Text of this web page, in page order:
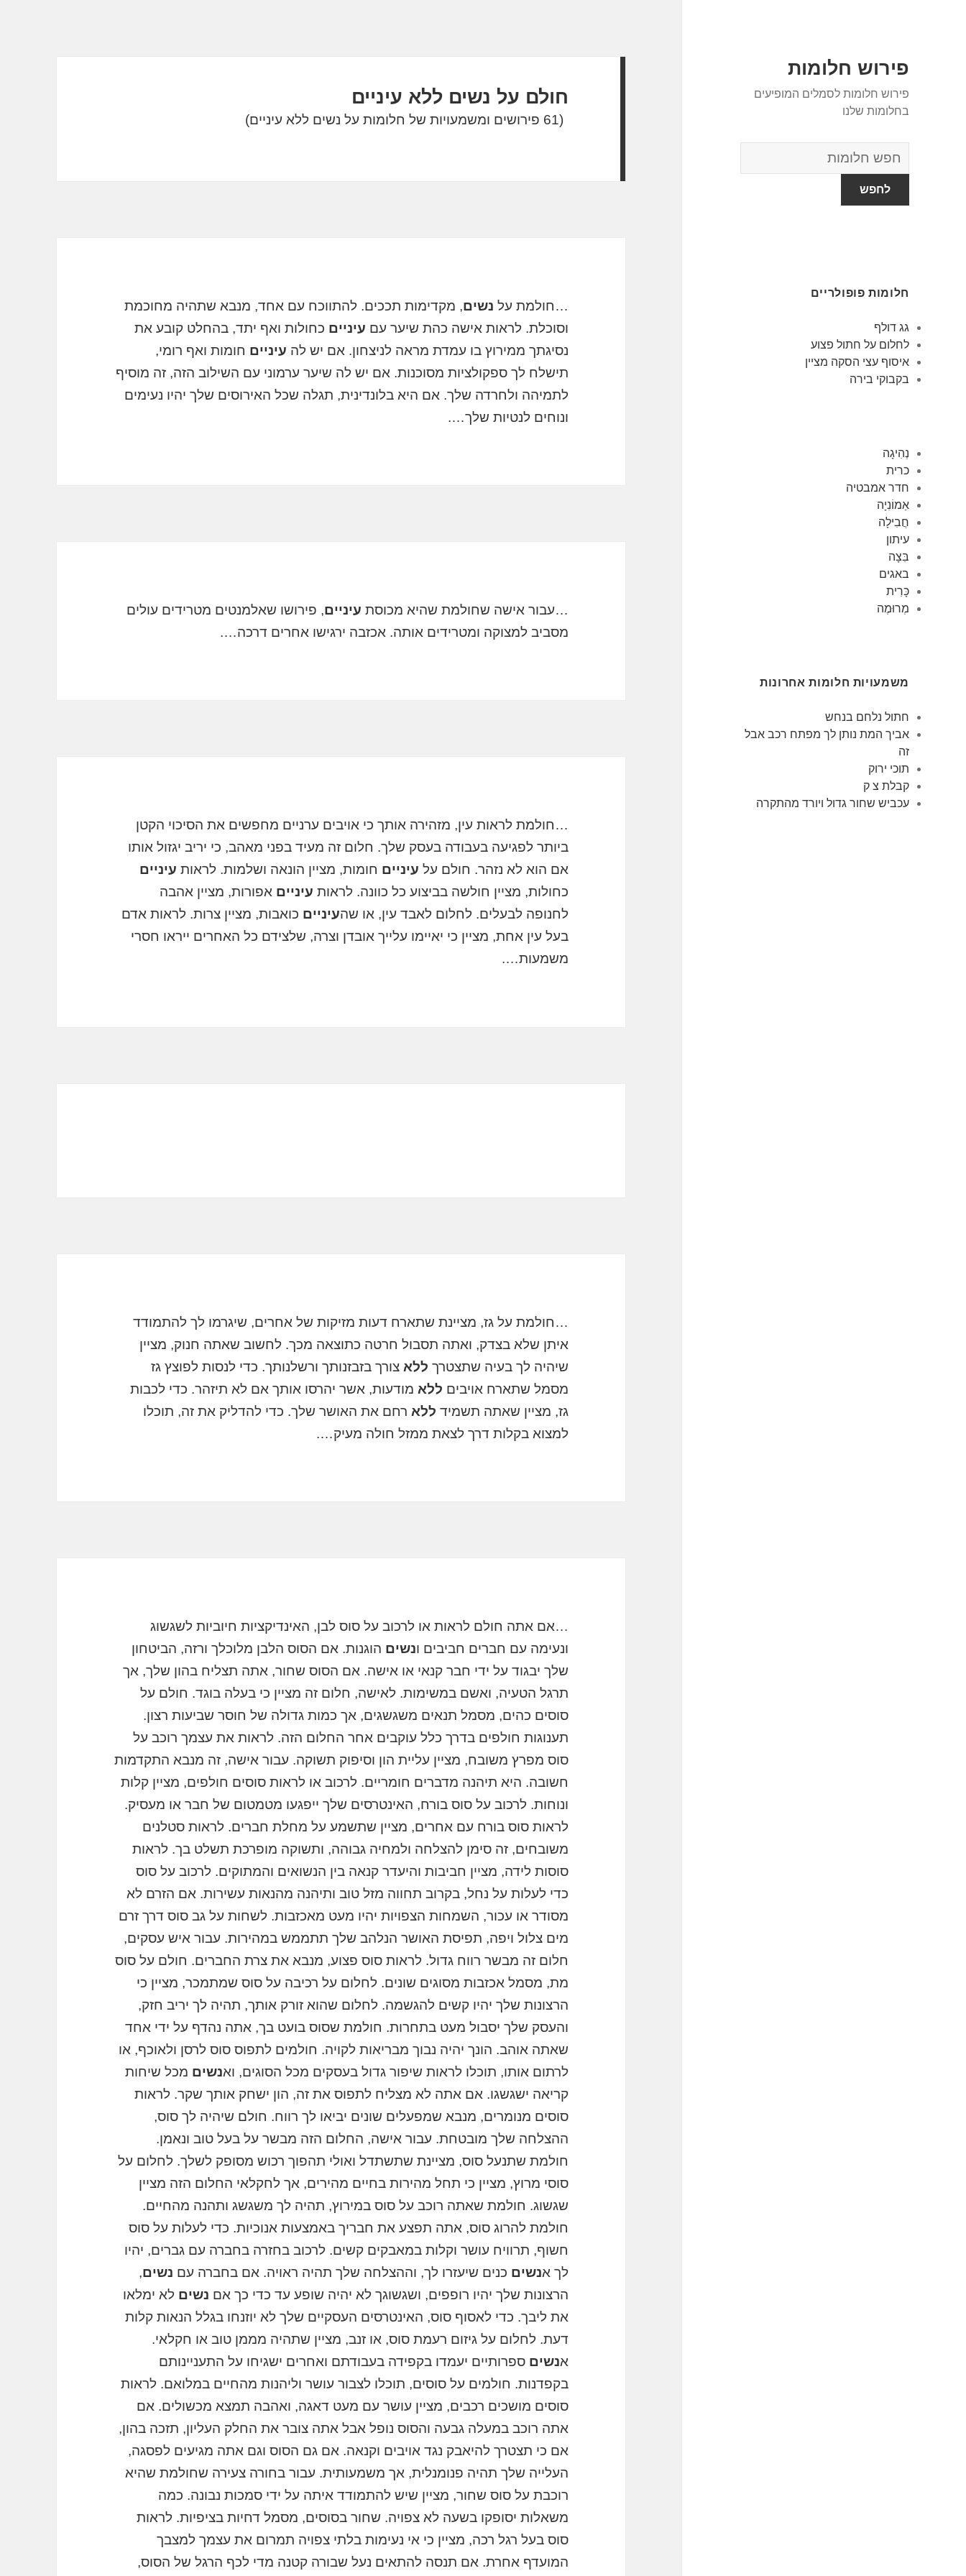
פירוש חלומות
פירוש חלומות לסמלים המופיעים
בחלומות שלנו
מילון
החלומות
חלומות פופולריים
גג דולף
לחלום על חתול פצוע
איסוף עצי הסקה מציין
בקבוקי בירה
נְהִיגָה
כרית
חדר אמבטיה
אַמוֹנִיָה
חֲבִילָה
עיתון
בִּצָה
באגים
כָּרִית
מְרוּמֶה
משמעויות חלומות אחרונות
חתול נלחם בנחש
אביך המת נותן לך מפתח רכב אבל
זה
תוכי ירוק
קבלת צ ק
עכביש שחור גדול ויורד מהתקרה
חולם על נשים ללא עיניים
(61 פירושים ומשמעויות של חלומות על נשים ללא עיניים)
…חולמת על נשים, מקדימות תככים. להתווכח עם אחד, מנבא שתהיה מחוכמת
וסוכלת. לראות אישה כהת שיער עם עיניים כחולות ואף יתד, בהחלט קובע את
נסיגתך ממירוץ בו עמדת מראה לניצחון. אם יש לה עיניים חומות ואף רומי,
תישלח לך ספקולציות מסוכנות. אם יש לה שיער ערמוני עם השילוב הזה, זה מוסיף
לתמיהה ולחרדה שלך. אם היא בלונדינית, תגלה שכל האירוסים שלך יהיו נעימים
ונוחים לנטיות שלך….
…עבור אישה שחולמת שהיא מכוסת עיניים, פירושו שאלמנטים מטרידים עולים
מסביב למצוקה ומטרידים אותה. אכזבה ירגישו אחרים דרכה….
…חולמת לראות עין, מזהירה אותך כי אויבים ערניים מחפשים את הסיכוי הקטן
ביותר לפגיעה בעבודה בעסק שלך. חלום זה מעיד בפני מאהב, כי יריב יגזול אותו
אם הוא לא נזהר. חולם על עיניים חומות, מציין הונאה ושלמות. לראות עיניים
כחולות, מציין חולשה בביצוע כל כוונה. לראות עיניים אפורות, מציין אהבה
לחנופה לבעלים. לחלום לאבד עין, או שהעיניים כואבות, מציין צרות. לראות אדם
בעל עין אחת, מציין כי יאיימו עלייך אובדן וצרה, שלצידם כל האחרים ייראו חסרי
משמעות….
…חולמת על גז, מציינת שתארח דעות מזיקות של אחרים, שיגרמו לך להתמודד
איתן שלא בצדק, ואתה תסבול חרטה כתוצאה מכך. לחשוב שאתה חנוק, מציין
שיהיה לך בעיה שתצטרך ללא צורך בזבזנותך ורשלנותך. כדי לנסות לפוצץ גז
מסמל שתארח אויבים ללא מודעות, אשר יהרסו אותך אם לא תיזהר. כדי לכבות
גז, מציין שאתה תשמיד ללא רחם את האושר שלך. כדי להדליק את זה, תוכלו
למצוא בקלות דרך לצאת ממזל חולה מעיק….
…אם אתה חולם לראות או לרכוב על סוס לבן, האינדיקציות חיוביות לשגשוג
ונעימה עם חברים חביבים ונשים הוגנות. אם הסוס הלבן מלוכלך ורזה, הביטחון
שלך יבגוד על ידי חבר קנאי או אישה. אם הסוס שחור, אתה תצליח בהון שלך, אך
תרגל הטעיה, ואשם במשימות. לאישה, חלום זה מציין כי בעלה בוגד. חולם על
סוסים כהים, מסמל תנאים משגשגים, אך כמות גדולה של חוסר שביעות רצון.
תענוגות חולפים בדרך כלל עוקבים אחר החלום הזה. לראות את עצמך רוכב על
סוס מפרץ משובח, מציין עליית הון וסיפוק תשוקה. עבור אישה, זה מנבא התקדמות
חשובה. היא תיהנה מדברים חומריים. לרכוב או לראות סוסים חולפים, מציין קלות
ונוחות. לרכוב על סוס בורח, האינטרסים שלך ייפגעו מטמטום של חבר או מעסיק.
לראות סוס בורח עם אחרים, מציין שתשמע על מחלת חברים. לראות סטלנים
משובחים, זה סימן להצלחה ולמחיה גבוהה, ותשוקה מופרכת תשלט בך. לראות
סוסות לידה, מציין חביבות והיעדר קנאה בין הנשואים והמתוקים. לרכוב על סוס
כדי לעלות על נחל, בקרוב תחווה מזל טוב ותיהנה מהנאות עשירות. אם הזרם לא
מסודר או עכור, השמחות הצפויות יהיו מעט מאכזבות. לשחות על גב סוס דרך זרם
מים צלול ויפה, תפיסת האושר הנלהב שלך תתממש במהירות. עבור איש עסקים,
חלום זה מבשר רווח גדול. לראות סוס פצוע, מנבא את צרת החברים. חולם על סוס
מת, מסמל אכזבות מסוגים שונים. לחלום על רכיבה על סוס שמתמכר, מציין כי
הרצונות שלך יהיו קשים להגשמה. לחלום שהוא זורק אותך, תהיה לך יריב חזק,
והעסק שלך יסבול מעט בתחרות. חולמת שסוס בועט בך, אתה נהדף על ידי אחד
שאתה אוהב. הונך יהיה נבוך מבריאות לקויה. חולמים לתפוס סוס לרסן ולאוכף, או
לרתום אותו, תוכלו לראות שיפור גדול בעסקים מכל הסוגים, ואנשים מכל שיחות
קריאה ישגשגו. אם אתה לא מצליח לתפוס את זה, הון ישחק אותך שקר. לראות
סוסים מנומרים, מנבא שמפעלים שונים יביאו לך רווח. חולם שיהיה לך סוס,
ההצלחה שלך מובטחת. עבור אישה, החלום הזה מבשר על בעל טוב ונאמן.
חולמת שתנעל סוס, מציינת שתשתדל ואולי תהפוך רכוש מסופק לשלך. לחלום על
סוסי מרוץ, מציין כי תחל מהירות בחיים מהירים, אך לחקלאי החלום הזה מציין
שגשוג. חולמת שאתה רוכב על סוס במירוץ, תהיה לך משגשג ותהנה מהחיים.
חולמת להרוג סוס, אתה תפצע את חבריך באמצעות אנוכיות. כדי לעלות על סוס
חשוף, תרוויח עושר וקלות במאבקים קשים. לרכוב בחזרה בחברה עם גברים, יהיו
לך אנשים כנים שיעזרו לך, וההצלחה שלך תהיה ראויה. אם בחברה עם נשים,
הרצונות שלך יהיו רופפים, ושגשוגך לא יהיה שופע עד כדי כך אם נשים לא ימלאו
את ליבך. כדי לאסוף סוס, האינטרסים העסקיים שלך לא יוזנחו בגלל הנאות קלות
דעת. לחלום על גיזום רעמת סוס, או זנב, מציין שתהיה מממן טוב או חקלאי.
אנשים ספרותיים יעמדו בקפידה בעבודתם ואחרים ישגיחו על התעניינותם
בקפדנות. חולמים על סוסים, תוכלו לצבור עושר וליהנות מהחיים במלואם. לראות
סוסים מושכים רכבים, מציין עושר עם מעט דאגה, ואהבה תמצא מכשולים. אם
אתה רוכב במעלה גבעה והסוס נופל אבל אתה צובר את החלק העליון, תזכה בהון,
אם כי תצטרך להיאבק נגד אויבים וקנאה. אם גם הסוס וגם אתה מגיעים לפסגה,
העלייה שלך תהיה פנומנלית, אך משמעותית. עבור בחורה צעירה שחולמת שהיא
רוכבת על סוס שחור, מציין שיש להתמודד איתה על ידי סמכות נבונה. כמה
משאלות יסופקו בשעה לא צפויה. שחור בסוסים, מסמל דחיות בציפיות. לראות
סוס בעל רגל רכה, מציין כי אי נעימות בלתי צפויה תמרום את עצמך למצבך
המועדף אחרת. אם תנסה להתאים נעל שבורה קטנה מדי לכף הרגל של הסוס,